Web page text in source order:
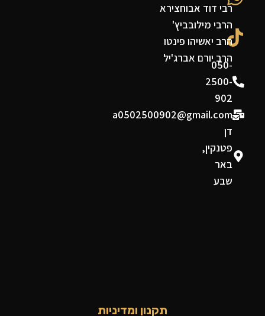
050-
2500-
902
a0502500902@gmail.com
דן
פטנקין,
באר
שבע
רבי דוד אבוחצירא
הרבי מילובביץ'
הרב יאשיהו פינטו
הרב יורם אברג'יל
תקנון ומדיניות